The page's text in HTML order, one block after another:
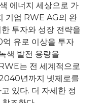
에너지 세상으로 가
기업 RWE AG의 완
투자와 성장 전략을
유로 이상을 투자
색 발전 용량을
는 전 세계적으로
년까지 넷제로를
있다. 더 자세한 정